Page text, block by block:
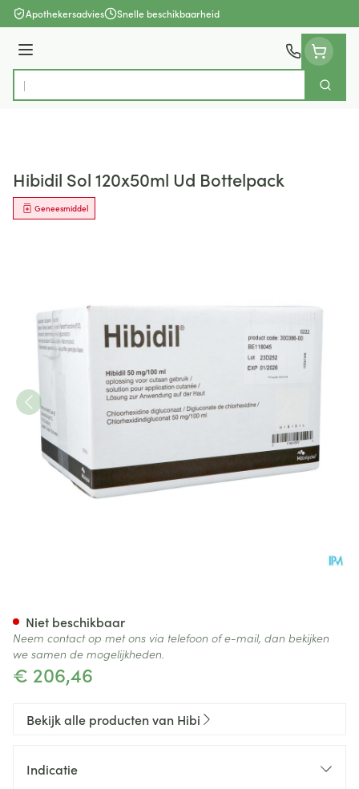
Ga naar de inhoud
Apothekersadvies Snelle beschikbaarheid
Menu
Product, merk, categorie...
Zoek
Hibidil Sol 120x50ml Ud Bottelpack
Geneesmiddel
€ 206,46
Niet beschikbaar
Neem contact op met ons via telefoon of e-mail, dan bekijken
we samen de mogelijkheden.
Bekijk alle producten van Hibi
Indicatie